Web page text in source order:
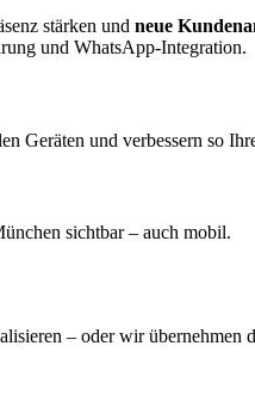
stärken und neue
und WhatsApp-Integration.
Geräten und verbessern so
sichtbar – auch mobil.
– oder wir übernehmen